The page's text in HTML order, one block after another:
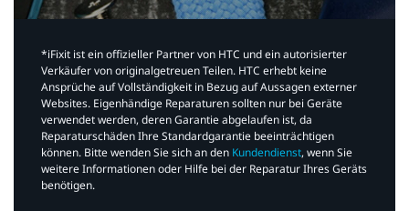
*iFixit ist ein offizieller Partner von HTC und ein autorisierter
Verkäufer von originalgetreuen Teilen. HTC erhebt keine
Ansprüche auf Vollständigkeit in Bezug auf Aussagen externer
Websites. Eigenhändige Reparaturen sollten nur bei Geräte
verwendet werden, deren Garantie abgelaufen ist, da
Reparaturschäden Ihre Standardgarantie beeinträchtigen
können. Bitte wenden Sie sich an den Kundendienst, wenn Sie
weitere Informationen oder Hilfe bei der Reparatur Ihres Geräts
benötigen.​